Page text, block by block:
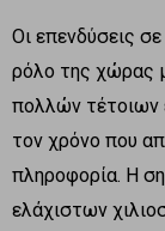
Οι επενδύσεις
ρόλο της χώρας
πολλών τέτοιων
τον χρόνο που
πληροφορία. Η
ελάχιστων